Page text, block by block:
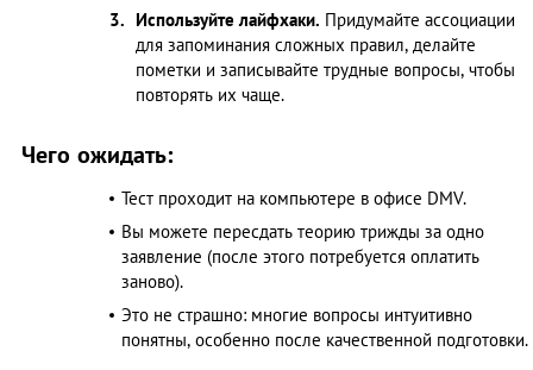
Используйте лайфхаки. Придумайте ассоциации
для запоминания сложных правил, делайте
пометки и записывайте трудные вопросы, чтобы
повторять их чаще.
Чего ожидать:
Тест проходит на компьютере в офисе DMV.
Вы можете пересдать теорию трижды за одно
заявление (после этого потребуется оплатить
заново).
Это не страшно: многие вопросы интуитивно
понятны, особенно после качественной подготовки.